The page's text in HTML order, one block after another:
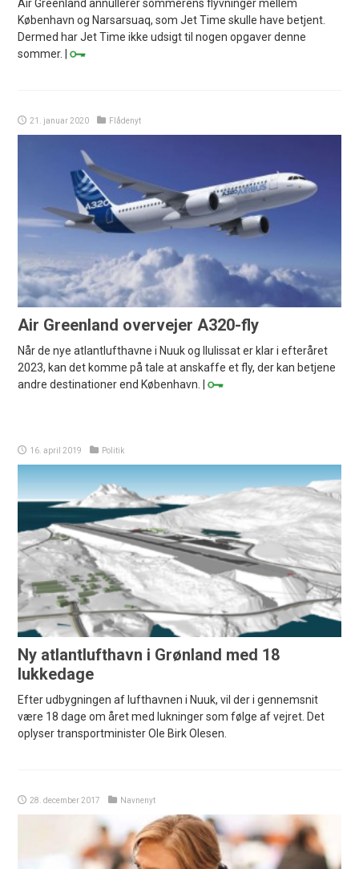
Air Greenland annullerer sommerens flyvninger mellem
København og Narsarsuaq, som Jet Time skulle have betjent.
Dermed har Jet Time ikke udsigt til nogen opgaver denne
sommer. |
21. januar 2020 Flådenyt
Air Greenland overvejer A320-fly
Når de nye atlantlufthavne i Nuuk og Ilulissat er klar i efteråret
2023, kan det komme på tale at anskaffe et fly, der kan betjene
andre destinationer end København. |
16. april 2019 Politik
Ny atlantlufthavn i Grønland med 18
lukkedage
Efter udbygningen af lufthavnen i Nuuk, vil der i gennemsnit
være 18 dage om året med lukninger som følge af vejret. Det
oplyser transportminister Ole Birk Olesen.
28. december 2017 Navnenyt